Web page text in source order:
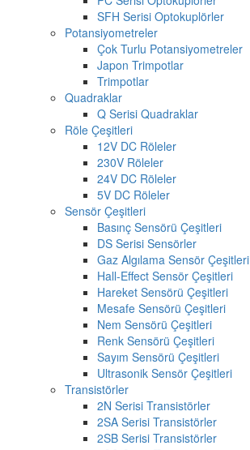
SFH Serisi Optokuplörler
Potansiyometreler
Çok Turlu Potansiyometreler
Japon Trimpotlar
Trimpotlar
Quadraklar
Q Serisi Quadraklar
Röle Çeşitleri
12V DC Röleler
230V Röleler
24V DC Röleler
5V DC Röleler
Sensör Çeşitleri
Basınç Sensörü Çeşitleri
DS Serisi Sensörler
Gaz Algılama Sensör Çeşitleri
Hall-Effect Sensör Çeşitleri
Hareket Sensörü Çeşitleri
Mesafe Sensörü Çeşitleri
Nem Sensörü Çeşitleri
Renk Sensörü Çeşitleri
Sayım Sensörü Çeşitleri
Ultrasonik Sensör Çeşitleri
Transistörler
2N Serisi Transistörler
2SA Serisi Transistörler
2SB Serisi Transistörler